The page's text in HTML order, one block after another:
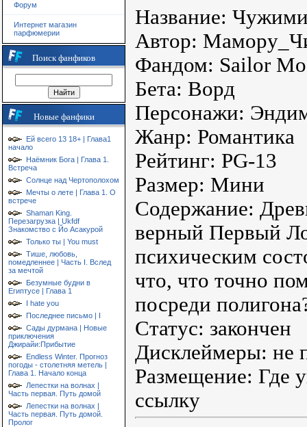
Форум
Интернет магазин
парфюмерии
Поиск фанфиков
Новые фанфики
Ей всего 13 18+ | Глава1
начало
Наёмник Бога | Глава 1.
Встреча
Солнце над Чертополохом
Мечты о лете | Глава 1. О
встрече
Shaman King.
Перезагрузка | Ukfdf
Знакомство с Йо Асакурой
Только ты | You must
Тише, любовь,
помедленнее | Часть I. Вслед
за мечтой
Безумные будни в
Египтусе | Глава 1
I hate you
Последнее письмо | I
Сады дурмана | Новые
приключения
Джирайи:Прибытие
Endless Winter. Прогноз
погоды - столетняя метель |
Глава 1. Начало конца
Лепестки на волнах |
Часть первая. Путь домой
Лепестки на волнах |
Часть первая. Путь домой.
Пролог
Название:
Автор:
Фандом: Sailor
Бета: Ворд
Персонажи:
Жанр: Романтика
Рейтинг: PG-13
Размер: Мини
Содержание:
верный Первый
психическим
что, что точно
посреди
Статус: закончен
Дисклеймеры: не
Размещение: Где
ссылку